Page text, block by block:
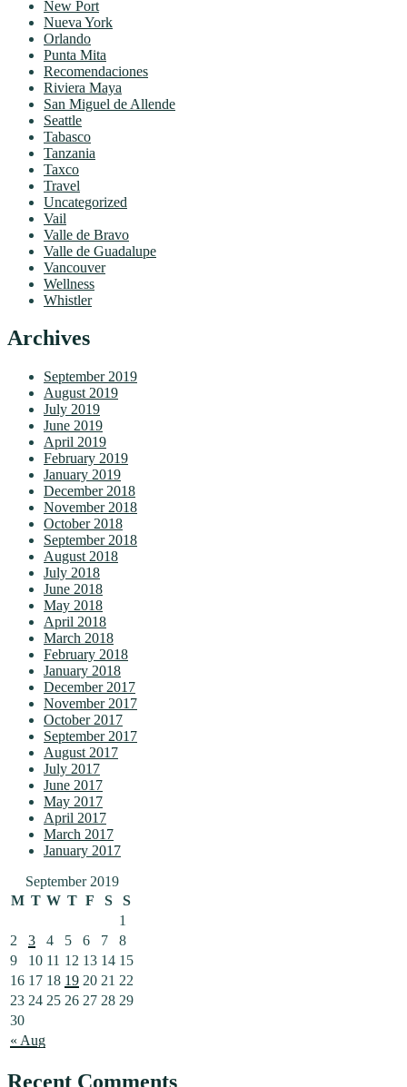
New Port
Nueva York
Orlando
Punta Mita
Recomendaciones
Riviera Maya
San Miguel de Allende
Seattle
Tabasco
Tanzania
Taxco
Travel
Uncategorized
Vail
Valle de Bravo
Valle de Guadalupe
Vancouver
Wellness
Whistler
Archives
September 2019
August 2019
July 2019
June 2019
April 2019
February 2019
January 2019
December 2018
November 2018
October 2018
September 2018
August 2018
July 2018
June 2018
May 2018
April 2018
March 2018
February 2018
January 2018
December 2017
November 2017
October 2017
September 2017
August 2017
July 2017
June 2017
May 2017
April 2017
March 2017
January 2017
September 2019
M T W T F S S
« Aug
1
2
3 4 5 6 7
8
9
10 11 12 13 14 15
16 17 18 19 20 21 22
23 24 25 26 27 28 29
30
Recent Comments